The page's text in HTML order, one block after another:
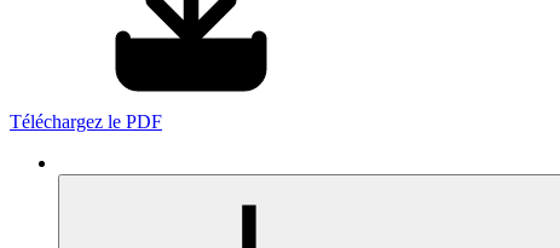
Téléchargez le PDF